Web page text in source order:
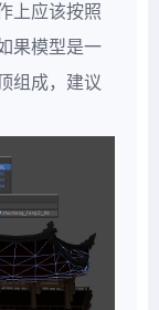
上应该按照
果模型是一
组成，建议